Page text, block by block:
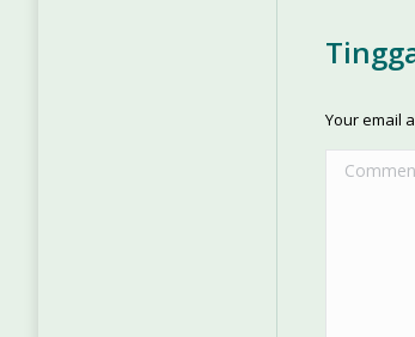
Your email
Comment